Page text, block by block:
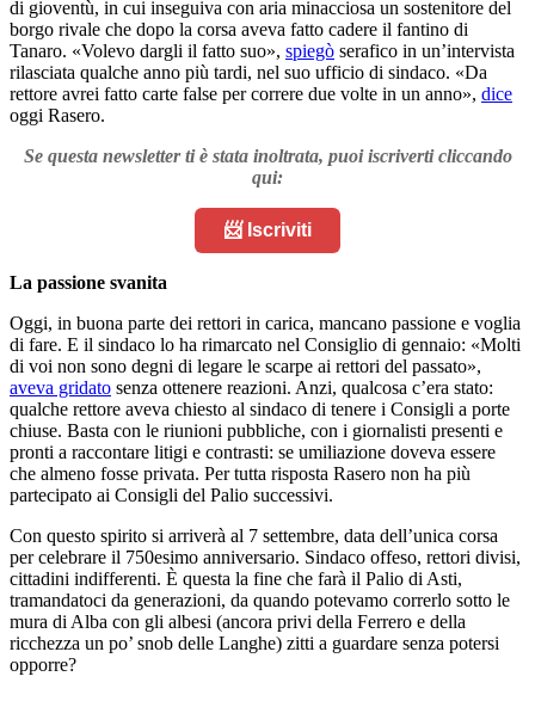
di gioventù, in cui inseguiva con aria minacciosa un sostenitore del
borgo rivale che dopo la corsa aveva fatto cadere il fantino di
Tanaro. «Volevo dargli il fatto suo», spiegò serafico in un’intervista
rilasciata qualche anno più tardi, nel suo ufficio di sindaco. «Da
rettore avrei fatto carte false per correre due volte in un anno», dice
oggi Rasero.
Se questa newsletter ti è stata inoltrata, puoi iscriverti cliccando
qui:
📨 Iscriviti
La passione svanita
Oggi, in buona parte dei rettori in carica, mancano passione e voglia
di fare. E il sindaco lo ha rimarcato nel Consiglio di gennaio: «Molti
di voi non sono degni di legare le scarpe ai rettori del passato»,
aveva gridato senza ottenere reazioni. Anzi, qualcosa c’era stato:
qualche rettore aveva chiesto al sindaco di tenere i Consigli a porte
chiuse. Basta con le riunioni pubbliche, con i giornalisti presenti e
pronti a raccontare litigi e contrasti: se umiliazione doveva essere
che almeno fosse privata. Per tutta risposta Rasero non ha più
partecipato ai Consigli del Palio successivi.
Con questo spirito si arriverà al 7 settembre, data dell’unica corsa
per celebrare il 750esimo anniversario. Sindaco offeso, rettori divisi,
cittadini indifferenti. È questa la fine che farà il Palio di Asti,
tramandatoci da generazioni, da quando potevamo correrlo sotto le
mura di Alba con gli albesi (ancora privi della Ferrero e della
ricchezza un po’ snob delle Langhe) zitti a guardare senza potersi
opporre?